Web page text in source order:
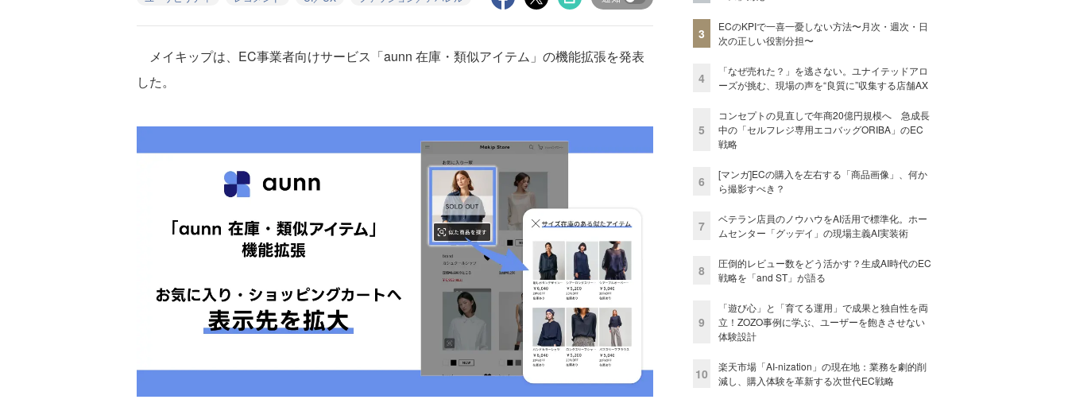
メイキップは、EC事業者向けサービス「aunn 在庫・類似アイテム」の機能拡張を発表
した。
3
ECのKPIで一喜一憂しない方法〜月次・週次・日
次の正しい役割分担〜
4
「なぜ売れた？」を逃さない。ユナイテッドアロ
ーズが挑む、現場の声を“良質に”収集する店舗AX
5
コンセプトの見直しで年商20億円規模へ 急成長
中の「セルフレジ専用エコバッグORIBA」のEC
戦略
6
[マンガ]ECの購入を左右する「商品画像」、何か
ら撮影すべき？
7
ベテラン店員のノウハウをAI活用で標準化。ホー
ムセンター「グッデイ」の現場主義AI実装術
8
圧倒的レビュー数をどう活かす？生成AI時代のEC
戦略を「and ST」が語る
9
「遊び心」と「育てる運用」で成果と独自性を両
立！ZOZO事例に学ぶ、ユーザーを飽きさせない
体験設計
10
楽天市場「AI-nization」の現在地：業務を劇的削
減し、購入体験を革新する次世代EC戦略